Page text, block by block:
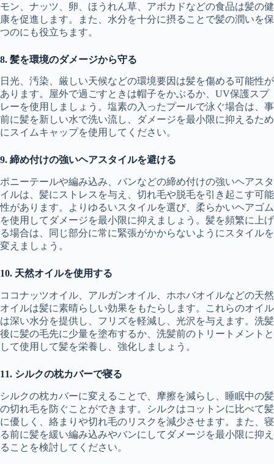
モン、ナッツ、卵、ほうれん草、アボカドなどの食品は髪の健
康を促進します。また、水分を十分に摂ることで髪の潤いを保
つのにも役立ちます。
8. 髪を環境のダメージから守る
日光、汚染、厳しい天候などの環境要因は髪を傷める可能性が
あります。屋外で過ごすときは帽子をかぶるか、UV保護スプ
レーを使用しましょう。塩素の入ったプールで泳ぐ場合は、事
前に髪を新しい水で洗い流し、ダメージを最小限に抑えるため
にスイムキャップを使用してください。
9. 締め付けの強いヘアスタイルを避ける
ポニーテールや編み込み、バンなどの締め付けの強いヘアスタ
イルは、髪にストレスを与え、切れ毛や脱毛を引き起こす可能
性があります。よりゆるいスタイルを選び、柔らかいヘアゴム
を使用してダメージを最小限に抑えましょう。髪を頻繁に上げ
る場合は、同じ部分に常に緊張がかからないようにスタイルを
変えましょう。
10. 天然オイルを使用する
ココナッツオイル、アルガンオイル、ホホバオイルなどの天然
オイルは髪に素晴らしい効果をもたらします。これらのオイル
は深い水分を提供し、フリズを軽減し、光沢を与えます。洗髪
後に髪の毛先に少量を塗布するか、洗髪前のトリートメントと
して使用して髪を栄養し、強化しましょう。
11. シルクの枕カバーで寝る
シルクの枕カバーに変えることで、摩擦を減らし、睡眠中の髪
の切れ毛を防ぐことができます。シルクはコットンに比べて髪
に優しく、絡まりや切れ毛のリスクを減少させます。また、寝
る前に髪を緩い編み込みやバンにしてダメージを最小限に抑え
ることを検討してください。